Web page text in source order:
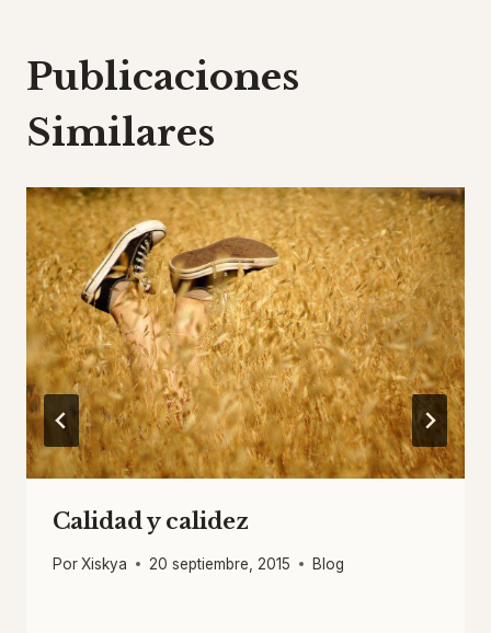
Publicaciones
Similares
Calidad y calidez
PorXiskya 20 septiembre, 2015 Blog